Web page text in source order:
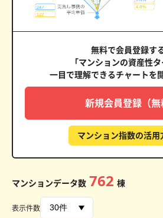
無料で会員登録す
「マンションの資産性
一目で理解できるチャートを
新規会員登録（無
マンション指数の活用
マンションデータ数 762 棟
表示件数